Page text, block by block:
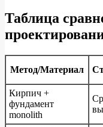
Таблица
Метод/Материал
Кирпич +
фундамент
monolith